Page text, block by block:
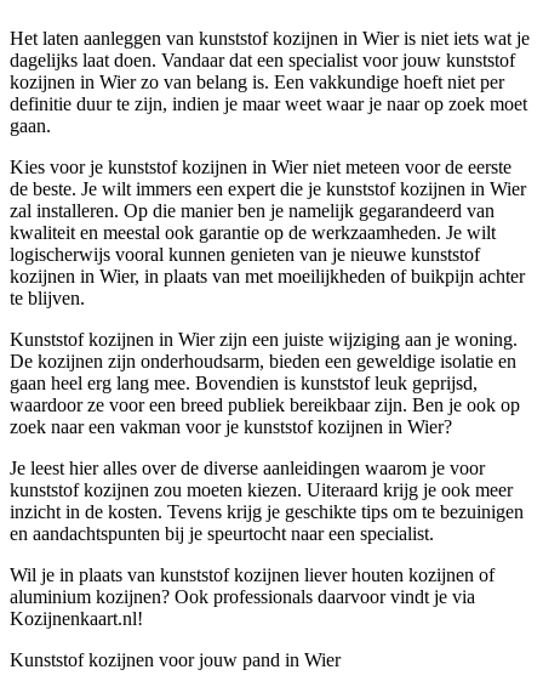
Het laten aanleggen van kunststof kozijnen in Wier is niet iets wat je
dagelijks laat doen. Vandaar dat een specialist voor jouw kunststof
kozijnen in Wier zo van belang is. Een vakkundige hoeft niet per
definitie duur te zijn, indien je maar weet waar je naar op zoek moet
gaan.
Kies voor je kunststof kozijnen in Wier niet meteen voor de eerste
de beste. Je wilt immers een expert die je kunststof kozijnen in Wier
zal installeren. Op die manier ben je namelijk gegarandeerd van
kwaliteit en meestal ook garantie op de werkzaamheden. Je wilt
logischerwijs vooral kunnen genieten van je nieuwe kunststof
kozijnen in Wier, in plaats van met moeilijkheden of buikpijn achter
te blijven.
Kunststof kozijnen in Wier zijn een juiste wijziging aan je woning.
De kozijnen zijn onderhoudsarm, bieden een geweldige isolatie en
gaan heel erg lang mee. Bovendien is kunststof leuk geprijsd,
waardoor ze voor een breed publiek bereikbaar zijn. Ben je ook op
zoek naar een vakman voor je kunststof kozijnen in Wier?
Je leest hier alles over de diverse aanleidingen waarom je voor
kunststof kozijnen zou moeten kiezen. Uiteraard krijg je ook meer
inzicht in de kosten. Tevens krijg je geschikte tips om te bezuinigen
en aandachtspunten bij je speurtocht naar een specialist.
Wil je in plaats van kunststof kozijnen liever houten kozijnen of
aluminium kozijnen? Ook professionals daarvoor vindt je via
Kozijnenkaart.nl!
Kunststof kozijnen voor jouw pand in Wier